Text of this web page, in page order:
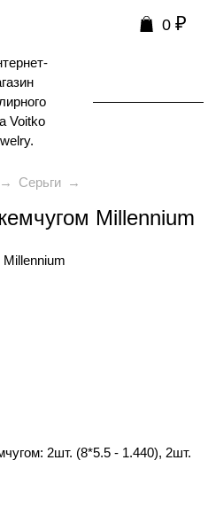
0 ₽
→ Серьги →
Millennium
2шт. (8*5.5 - 1.440), 2шт.